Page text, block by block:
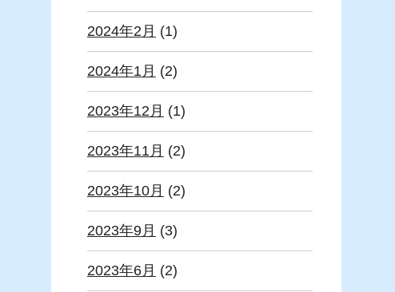
2024年2月 (1)
2024年1月 (2)
2023年12月 (1)
2023年11月 (2)
2023年10月 (2)
2023年9月 (3)
2023年6月 (2)